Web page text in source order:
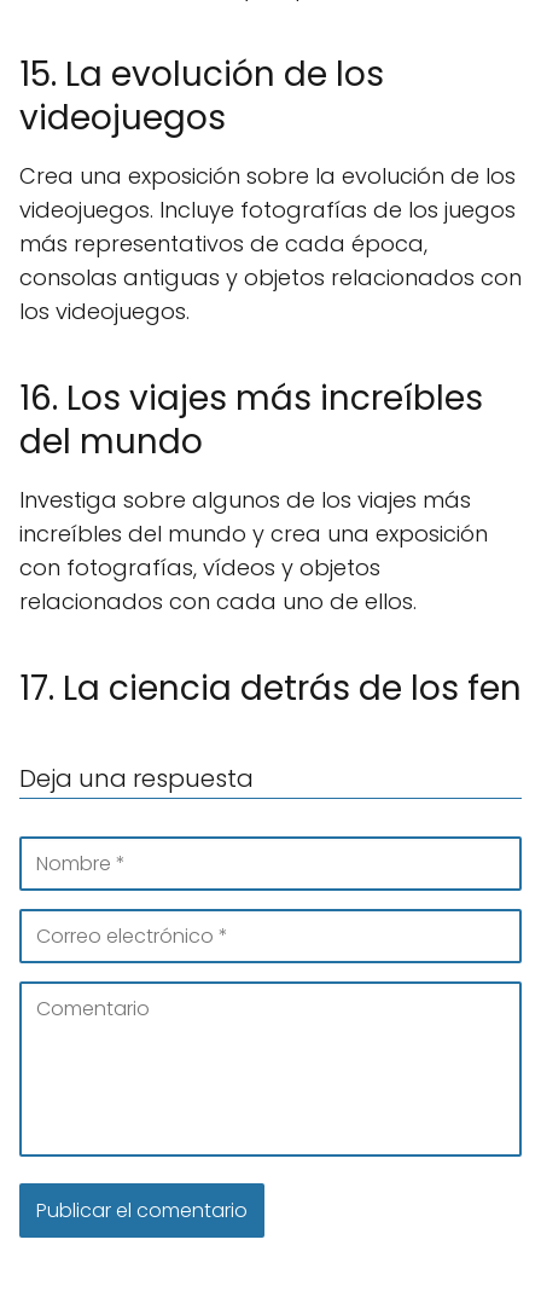
15. La evolución de los
videojuegos
Crea una exposición sobre la evolución de los
videojuegos. Incluye fotografías de los juegos
más representativos de cada época,
consolas antiguas y objetos relacionados con
los videojuegos.
16. Los viajes más increíbles
del mundo
Investiga sobre algunos de los viajes más
increíbles del mundo y crea una exposición
con fotografías, vídeos y objetos
relacionados con cada uno de ellos.
17. La ciencia detrás de los fen
Deja una respuesta